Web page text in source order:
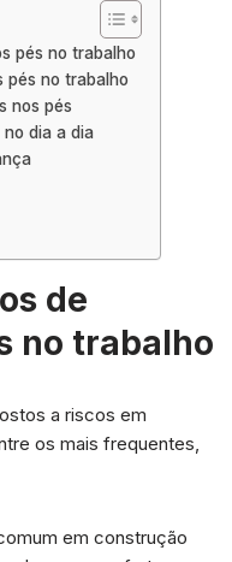
pés no trabalho
pés no trabalho
nos pés
dia a dia
de
no trabalho
a riscos em
os mais frequentes,
em construção